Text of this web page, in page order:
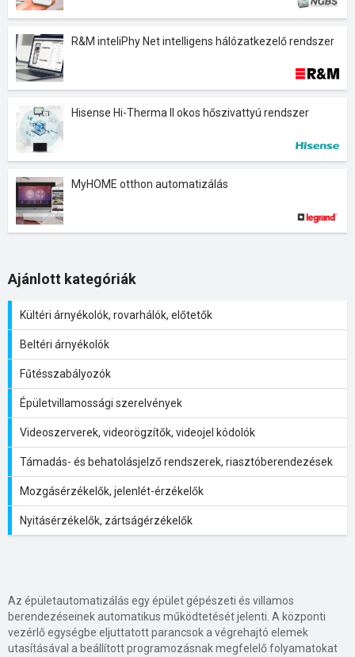
R&M inteliPhy Net intelligens hálózatkezelő rendszer
Hisense Hi-Therma II okos hőszivattyú rendszer
MyHOME otthon automatizálás
Ajánlott kategóriák
Kültéri árnyékolók, rovarhálók, előtetők
Beltéri árnyékolók
Fűtésszabályozók
Épületvillamossági szerelvények
Videoszerverek, videorögzítők, videojel kódolók
Támadás- és behatolásjelző rendszerek, riasztóberendezések
Mozgásérzékelők, jelenlét-érzékelők
Nyitásérzékelők, zártságérzékelők
Az épületautomatizálás egy épület gépészeti és villamos
berendezéseinek automatikus működtetését jelenti. A központi
vezérlő egységbe eljuttatott parancsok a végrehajtó elemek
utasításával a beállított programozásnak megfelelő folyamatokat